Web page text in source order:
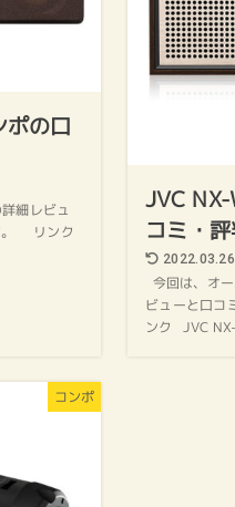
の口
細レビュ
。 リンク
JVC
コミ・
2022.03.26
今回は、オ
ビューと口
ンク JVC
コンポ